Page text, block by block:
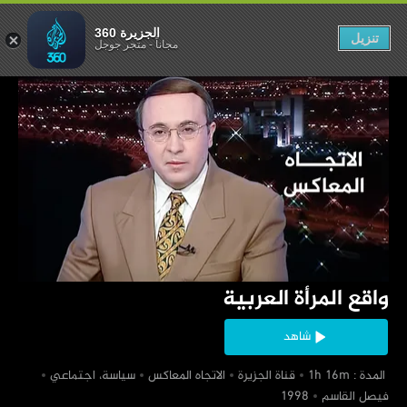
‏واقع المرأة العربية
شاهد
‏ المدة : 1h 16m
‏قناة الجزيرة ‏الاتجاه المعاكس
‏سياسة، اجتماعي
‏فيصل القاسم
المرأة الجزيرة 360
مجاناً-متجر جوجل تنزيل